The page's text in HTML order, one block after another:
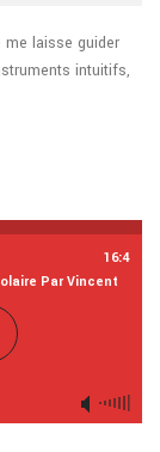
laisse guider
intuitifs,
16:4
Par Vincent